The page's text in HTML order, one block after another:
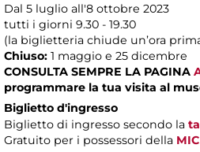
Dal 5 luglio all'8 ottobre 2023
tutti i giorni 9.30 - 19.30
(la biglietteria chiude un’ora
Chiuso: 1 maggio e 25 dicembre
CONSULTA SEMPRE LA PAGINA
programmare la tua visita al
Biglietto d'ingresso
Biglietto di ingresso secondo la
Gratuito per i possessori della